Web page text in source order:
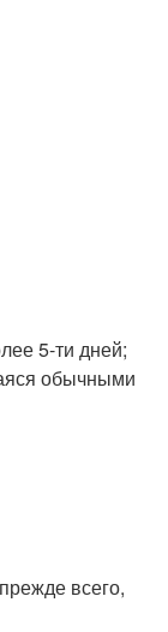
5-ти дней;
обычными
всего,